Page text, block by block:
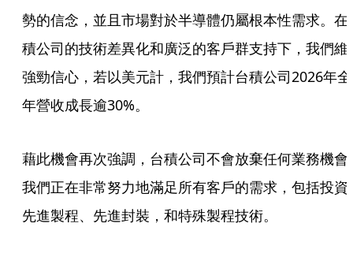
勢的信念，並且市場對於半導體仍屬根本性需求。在
積公司的技術差異化和廣泛的客戶群支持下，我們維
強勁信心，若以美元計，我們預計台積公司2026年全
年營收成長逾30%。
藉此機會再次強調，台積公司不會放棄任何業務機會
我們正在非常努力地滿足所有客戶的需求，包括投資
先進製程、先進封裝，和特殊製程技術。